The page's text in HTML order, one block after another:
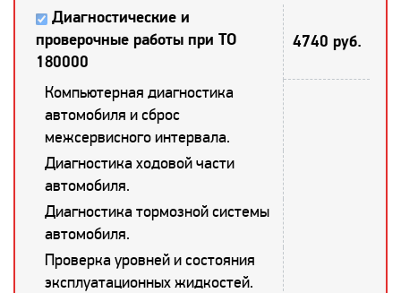
Диагностические и
проверочные работы при ТО
180000
4740 руб.
Компьютерная диагностика
автомобиля и сброс
межсервисного интервала.
Диагностика ходовой части
автомобиля.
Диагностика тормозной системы
автомобиля.
Проверка уровней и состояния
эксплуатационных жидкостей.